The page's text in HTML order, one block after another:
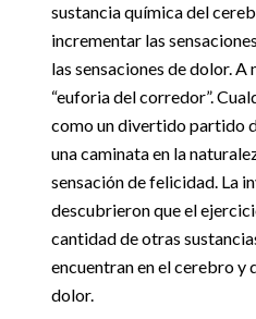
sustancia química del
incrementar las
las sensaciones de dolor. A
“euforia del corredor”.
como un divertido partido
una caminata en la
sensación de felicidad. La
descubrieron que el
cantidad de otras
encuentran en el cerebro y
dolor.